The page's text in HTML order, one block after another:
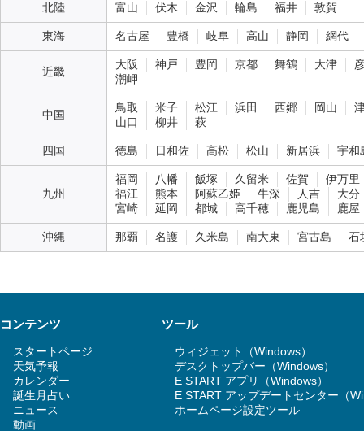
北陸 富山 伏木 金沢 輪島 福井 敦賀
東海 名古屋 豊橋 岐阜 高山 静岡 網代
近畿
大阪 神戸 豊岡 京都 舞鶴 大津
潮岬
中国
鳥取 米子 松江 浜田 西郷 岡山
山口
柳井 萩
四国 徳島 日和佐 高松 松山 新居浜 宇和
九州
福岡 八幡 飯塚 久留米 佐賀
伊万里
福江
熊本 阿蘇乙姫 牛深 人吉
大分
宮崎
延岡 都城 高千穂 鹿児島 鹿屋
沖縄 那覇 名護 久米島 南大東 宮古島 石
コンテンツ
スタートページ
天気予報
カレンダー
誕生月占い
ニュース
動画
ツール
ウィジェット（Windows）
デスクトップバー（Windows）
E START アプリ（Windows）
E START アップデートセンター（
ホームページ設定ツール